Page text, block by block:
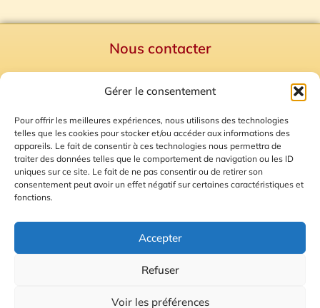
Gérer le consentement
Pour offrir les meilleures expériences, nous utilisons des technologies
telles que les cookies pour stocker et/ou accéder aux informations des
appareils. Le fait de consentir à ces technologies nous permettra de
traiter des données telles que le comportement de navigation ou les ID
uniques sur ce site. Le fait de ne pas consentir ou de retirer son
consentement peut avoir un effet négatif sur certaines caractéristiques et
fonctions.
Accepter
Refuser
Voir les préférences
Nous contacter
Mentions Légales
Plan du site
Gestion des Cookies
© 2026 Radio Calade